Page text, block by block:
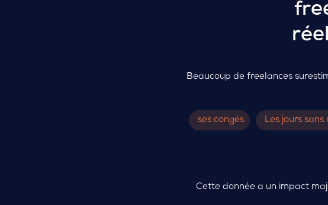
Beaucoup de freelances
ses congés Les jours sans
Cette donnée a un impact